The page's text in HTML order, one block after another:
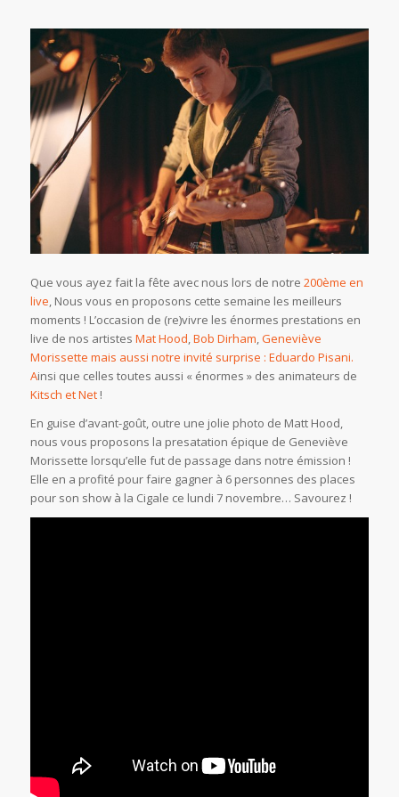
Que vous ayez fait la fête avec nous lors de notre 200ème en
live , Nous vous en proposons cette semaine les meilleurs
moments ! L’occasion de (re)vivre les énormes prestations en
live de nos artistes Mat Hood Bob Dirham Geneviève
Morissette mais aussi notre invité surprise : Eduardo Pisani.
Ainsi que celles toutes aussi « énormes » des animateurs de
Kitsch et Net!
En guise d’avant-goût, outre une jolie photo de Matt Hood,
nous vous proposons la presatation épique de Geneviève
Morissette lorsqu’elle fut de passage dans notre émission !
Elle en a profité pour faire gagner à 6 personnes des places
pour son show à la Cigale ce lundi 7 novembre… Savourez !